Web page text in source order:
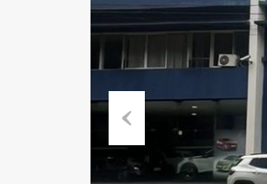
Previous